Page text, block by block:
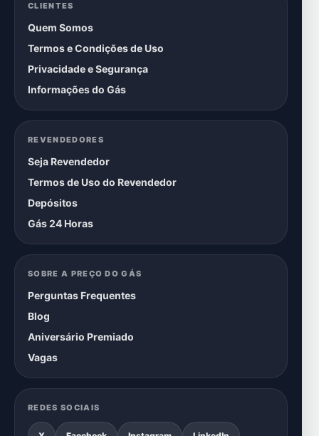
CLIENTES
Quem Somos
Termos e Condições de Uso
Privacidade e Segurança
Informações do Gás
REVENDEDORES
Seja Revendedor
Termos de Uso do Revendedor
Depósitos
Gás 24 Horas
SOBRE A PREÇO DO GÁS
Perguntas Frequentes
Blog
Aniversário Premiado
Vagas
REDES SOCIAIS